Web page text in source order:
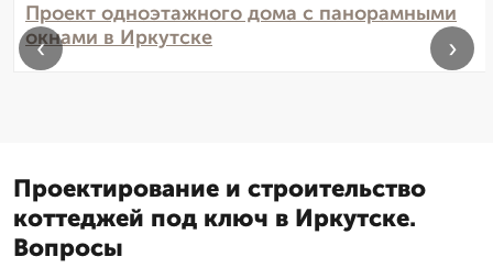
Проект одноэтажного дома с панорамными
окнами в Иркутске
‹ ›
Проектирование и строительство
коттеджей под ключ в Иркутске.
Вопросы